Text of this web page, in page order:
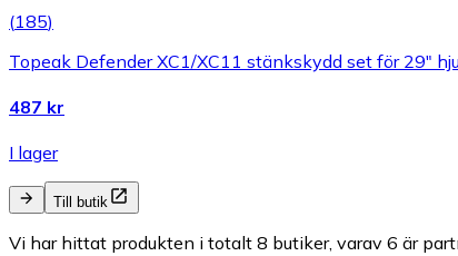
(185)
Topeak Defender XC1/XC11 stänkskydd set för 29"
487 kr
I lager
Till butik
Vi har hittat produkten i totalt 8 butiker, varav 6 är